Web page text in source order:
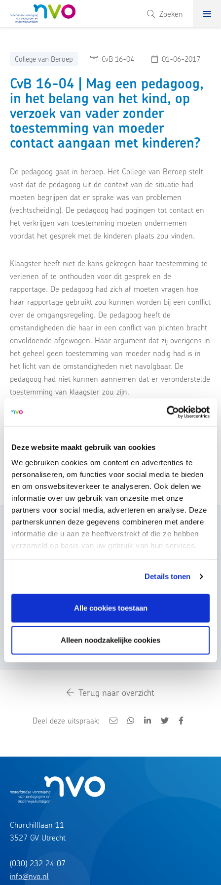
Deze website maakt gebruik van cookies
We gebruiken cookies om content en advertenties te
personaliseren, om functies voor social media te bieden
en om onswebsiteverkeer te analyseren. Ook delen we
informatie over uw gebruik van onzesite met onze
partners voor social media, adverteren en analyse. Deze
partnerskunnen deze gegevens combineren met andere
informatie die u aan ze heeftverstrekt of die ze hebben
verzameld op basis van uw gebruik van hun services.
Details tonen
Alle cookies toestaan
Alleen noodzakelijke cookies
NVO Zoeken
College van Beroep CvB 16-04 01-06-2017
CvB 16-04 | Mag een pedagoog,
in het belang van het kind, op
verzoek van vader zonder
toestemming van moeder
contact aangaan met kinderen?
De pedagoog gaat in beroep. Het College van Beroep stelt
vast dat de pedagoog uit de context van de situatie had
moeten begrijpen dat er sprake was van problemen
(vechtscheiding). De pedagoog had pogingen tot contact en
het verkrijgen van toestemming moeten ondernemen
voordat het gesprek met de kinderen plaats zou vinden.
Klaagster heeft niet de kans gekregen haar toestemming te
verlenen of te onthouden voor dit gesprek en de
rapportage. De pedagoog had zich af moeten vragen hoe
haar rapportage gebruikt zou kunnen worden bij een conflict
over de omgangsregeling. De pedagoog heeft de
omstandigheden die haar in een conflict van plichten bracht
onvoldoende afgewogen. Haar argument dat zij overigens in
het geheel geen toestemming van moeder nodig had is in
het licht van de omstandigheden niet navolgbaar. De
pedagoog had niet kunnen aannemen dat er veronderstelde
toestemming van klaagster zou zijn.
CvB wijzigt maatregel gezien het leerdoel van het tuchtrecht
Uitspraak CvB 16-04 PDF - 92.76 KB
Gerelateerde uitspraak
geïnitieerd tussen zijn zoons en de pedagoog omdat hij zich
zorgen maakte over de ontwikkeling van zijn zoons. De
pedagoog heeft onderzoek gedaan en een verslag
opgesteld. Klaagster was hiervan niet op de hoogte. Beide
Terug naar overzicht
Deel deze uitspraak:
Churchilllaan 11
3527 GV Utrecht
(030) 232 24 07
info@nvo.nl